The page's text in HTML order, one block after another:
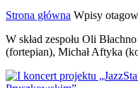
Strona główna Wpisy
W skład zespołu Oli
(fortepian), Michał Aftyka